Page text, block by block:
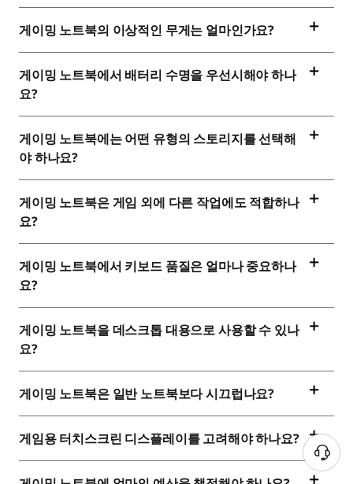
게이밍 노트북의 이상적인 무게는 얼마인가요?
게이밍 노트북에서 배터리 수명을 우선시해야 하나
요?
게이밍 노트북에는 어떤 유형의 스토리지를 선택해
야 하나요?
게이밍 노트북은 게임 외에 다른 작업에도 적합하나
요?
게이밍 노트북에서 키보드 품질은 얼마나 중요하나
요?
게이밍 노트북을 데스크톱 대용으로 사용할 수 있나
요?
게이밍 노트북은 일반 노트북보다 시끄럽나요?
게임용 터치스크린 디스플레이를 고려해야 하나요?